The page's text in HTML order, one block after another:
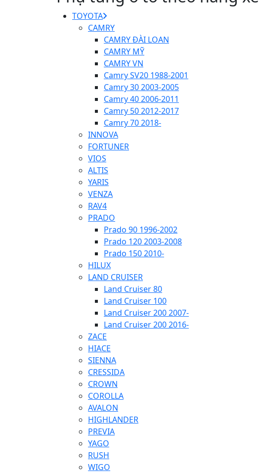
TOYOTA
CAMRY
CAMRY ĐÀI LOAN
CAMRY MỸ
CAMRY VN
Camry SV20 1988-2001
Camry 30 2003-2005
Camry 40 2006-2011
Camry 50 2012-2017
Camry 70 2018-
INNOVA
FORTUNER
VIOS
ALTIS
YARIS
VENZA
RAV4
PRADO
Prado 90 1996-2002
Prado 120 2003-2008
Prado 150 2010-
HILUX
LAND CRUISER
Land Cruiser 80
Land Cruiser 100
Land Cruiser 200 2007-
Land Cruiser 200 2016-
ZACE
HIACE
SIENNA
CRESSIDA
CROWN
COROLLA
AVALON
HIGHLANDER
PREVIA
YAGO
RUSH
WIGO